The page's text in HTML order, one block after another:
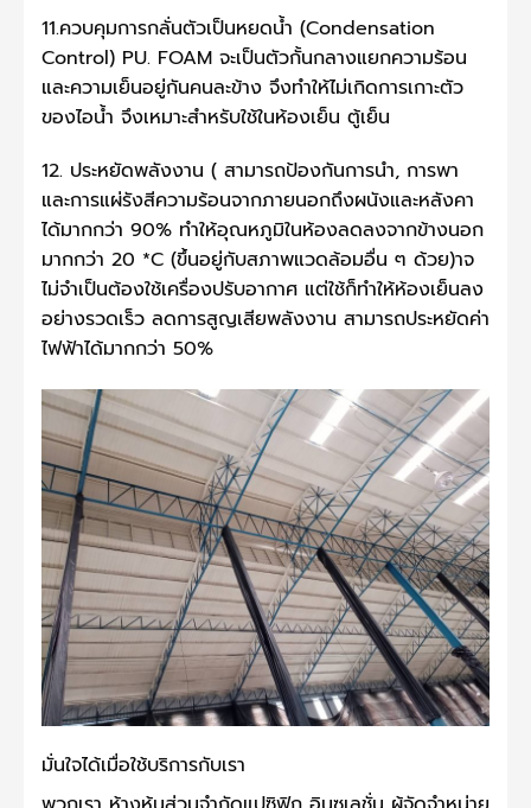
11.ควบคุมการกลั่นตัวเป็นหยดน้ำ (Condensation
Control) PU. FOAM จะเป็นตัวกั้นกลางแยกความร้อน
และความเย็นอยู่กันคนละข้าง จึงทำให้ไม่เกิดการเกาะตัว
ของไอน้ำ จึงเหมาะสำหรับใช้ในห้องเย็น ตู้เย็น
12. ประหยัดพลังงาน ( สามารถป้องกันการนำ, การพา
และการแผ่รังสีความร้อนจากภายนอกถึงผนังและหลังคา
ได้มากกว่า 90% ทำให้อุณหภูมิในห้องลดลงจากข้างนอก
มากกว่า 20 *C (ขึ้นอยู่กับสภาพแวดล้อมอื่น ๆ ด้วย)าจ
ไม่จำเป็นต้องใช้เครื่องปรับอากาศ แต่ใช้ก็ทำให้ห้องเย็นลง
อย่างรวดเร็ว ลดการสูญเสียพลังงาน สามารถประหยัดค่า
ไฟฟ้าได้มากกว่า 50%
มั่นใจได้เมื่อใช้บริการกับเรา